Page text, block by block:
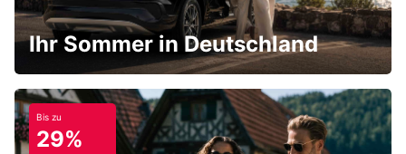
Ihr Sommer in Deutschland
Bis zu
29%